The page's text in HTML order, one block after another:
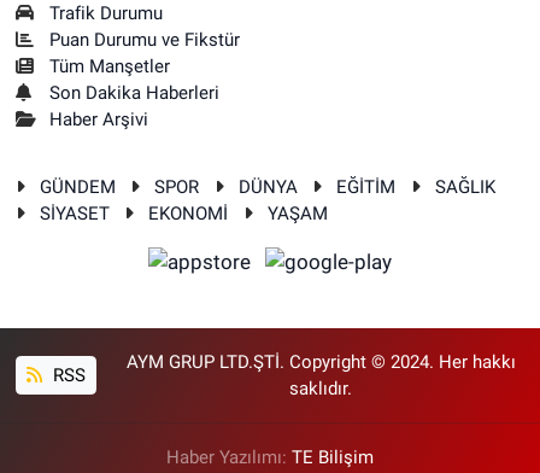
Trafik Durumu
Puan Durumu ve Fikstür
Tüm Manşetler
Son Dakika Haberleri
Haber Arşivi
GÜNDEM SPOR DÜNYA EĞİTİM
SAĞLIK
SİYASET
EKONOMİ YAŞAM
RSS
AYM GRUP LTD.ŞTİ. Copyright © 2024. Her hakkı
saklıdır.
Haber Yazılımı: TE Bilişim